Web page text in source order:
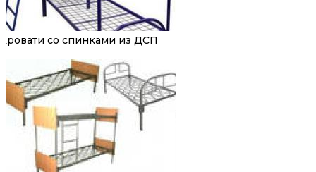
Кровати со спинками из ДСП